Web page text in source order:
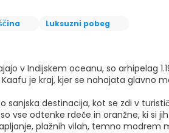
Luksuzni pobeg
v Indijskem oceanu, so arhipelag
je kraj, kjer se nahajata glavno
sanjska destinacija, kot se zdi v
vse odtenke rdeče in oranžne, ki si
plažnih vilah, temno modrem